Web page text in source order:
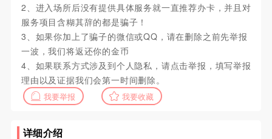
2、进入场所后没有提供具体服务就一直推荐办卡，并且对
服务项目含糊其辞的都是骗子！
3、如果你加上了骗子的微信或QQ，请在删除之前先举报
一波，我们将返还你的金币
4、如果联系方式涉及到个人隐私，请点击举报，填写举报
理由以及证据我们会第一时间删除。
我要举报 我要收藏
详细介绍